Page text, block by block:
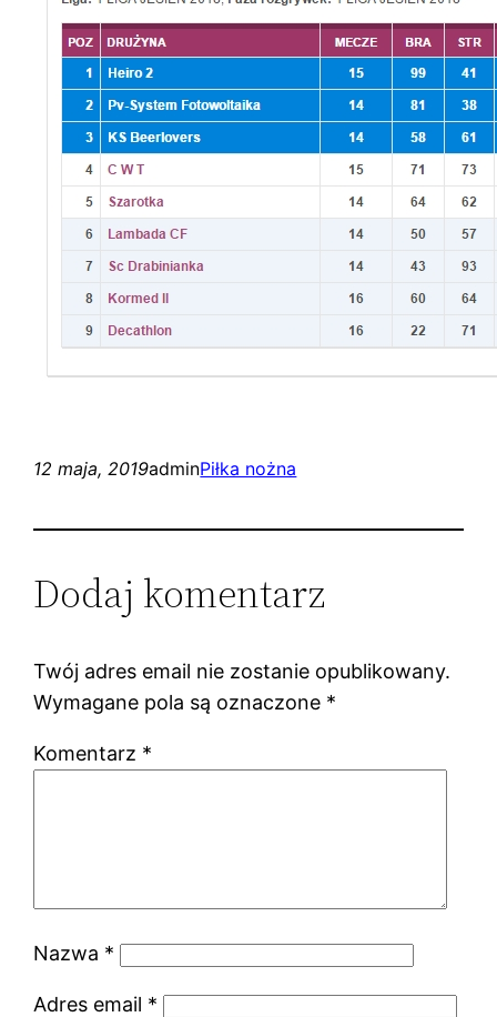
12 maja, 2019adminPiłka nożna
Dodaj komentarz
Twój adres email nie zostanie opublikowany.
Wymagane pola są oznaczone *
Komentarz *
Nazwa *
Adres email *